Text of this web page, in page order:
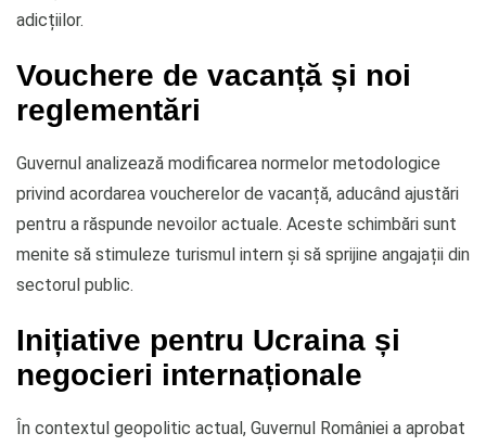
adicțiilor.
Vouchere de vacanță și noi
reglementări
Guvernul analizează modificarea normelor metodologice
privind acordarea voucherelor de vacanță, aducând ajustări
pentru a răspunde nevoilor actuale. Aceste schimbări sunt
menite să stimuleze turismul intern și să sprijine angajații din
sectorul public.
Inițiative pentru Ucraina și
negocieri internaționale
În contextul geopolitic actual, Guvernul României a aprobat